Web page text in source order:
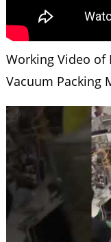
Working Video of
Vacuum Packing